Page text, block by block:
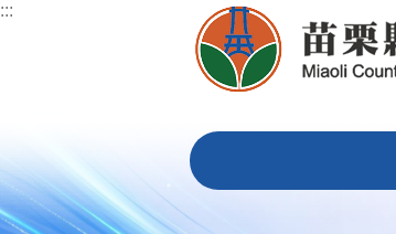
跳到主要內容區塊
:::